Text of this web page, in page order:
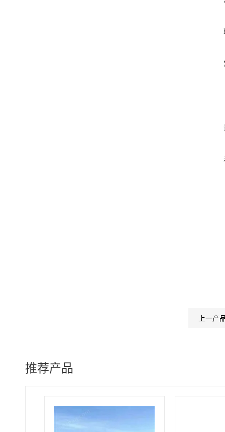
上一产
推荐产品